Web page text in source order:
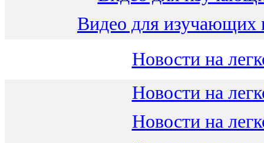
Видео для изучающих
Новости на
Новости на
Новости на